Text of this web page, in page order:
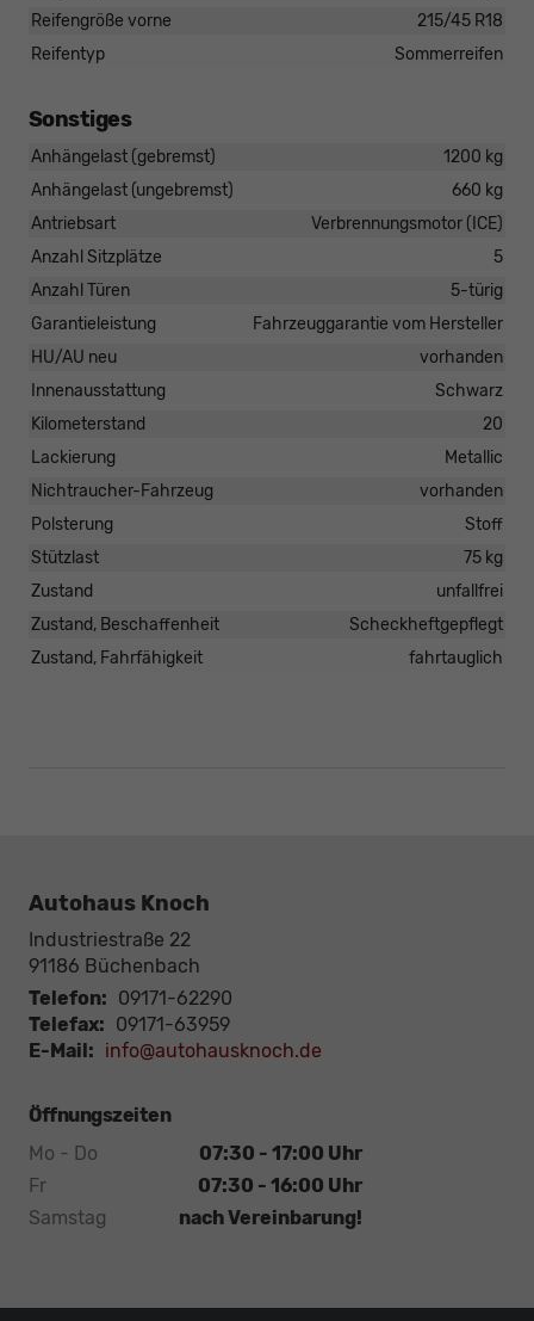
Reifengröße vorne
215/45 R18
Reifentyp
Sommerreifen
Sonstiges
Anhängelast (gebremst)
1200 kg
Anhängelast (ungebremst)
660 kg
Antriebsart
Verbrennungsmotor (ICE)
Anzahl Sitzplätze
5
Anzahl Türen
5-türig
Garantieleistung
Fahrzeuggarantie vom Hersteller
HU/AU neu
vorhanden
Innenausstattung
Schwarz
Kilometerstand
20
Lackierung
Metallic
Nichtraucher-Fahrzeug
vorhanden
Polsterung
Stoff
Stützlast
75 kg
Zustand
unfallfrei
Zustand, Beschaffenheit
Scheckheftgepflegt
Zustand, Fahrfähigkeit
fahrtauglich
Autohaus Knoch
Industriestraße 22
91186 Büchenbach
Telefon: 09171-62290
Telefax: 09171-63959
E-Mail: info@autohausknoch.de
Öffnungszeiten
Mo - Do
07:30 - 17:00 Uhr
Fr
07:30 - 16:00 Uhr
Samstag
nach Vereinbarung!